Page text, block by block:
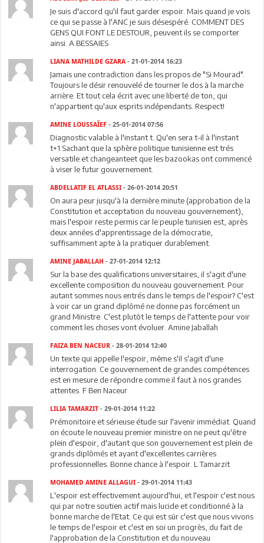
Je suis d'accord qu'il faut garder espoir. Mais quand je vois
ce qui se passe à l'ANC je suis désespéré. COMMENT DES
GENS QUI FONT LE DESTOUR, peuvent ils se comporter
ainsi. A BESSAIES
LIANA MATHILDE GZARA - 21-01-2014 16:23
Jamais une contradiction dans les propos de "Si Mourad".
Toujours le désir renouvelé de tourner le dos à la marche
arrière. Et tout cela écrit avec une liberté de ton, qui
n'appartient qu'aux esprits indépendants. Respect!
AMINE LOUSSAÏEF - 25-01-2014 07:56
Diagnostic valable à l'instant t. Qu'en sera t-il à l'instant
t+1.Sachant que la sphère politique tunisienne est trés
versatile et changeanteet que les bazookas ont commencé
à viser le futur gouvernement.
ABDELLATIF EL ATLASSI - 26-01-2014 20:51
On aura peur jusqu'à la dernière minute (approbation de la
Constitution et acceptation du nouveau gouvernement),
mais l'espoir reste permis car le peuple tunisien est, après
deux années d'apprentissage de la démocratie,
suffisamment apte à la pratiquer durablement.
AMINE JABALLAH - 27-01-2014 12:12
Sur la base des qualifications universitaires, il s'agit d'une
excellente composition du nouveau gouvernement. Pour
autant sommes nous entrés dans le temps de l'espoir? C'est
à voir car un grand diplômé ne donne pas forcément un
grand Ministre. C'est plutôt le temps de l'attente pour voir
comment les choses vont évoluer. Amine Jaballah
FAIZA BEN NACEUR - 28-01-2014 12:40
Un texte qui appelle l'espoir, même s'il s'agit d'une
interrogation. Ce gouvernement de grandes compétences
est en mesure de répondre comme il faut à nos grandes
attentes. F Ben Naceur
LILIA TAMARZIT - 29-01-2014 11:22
Prémonitoire et sérieuse étude sur l'avenir immédiat. Quand
on écoute le nouveau premier ministre on ne peut qu'être
plein d'espoir, d'autant que son gouvernement est plein de
grands diplômés et ayant d'excellentes carrières
professionnelles. Bonne chance à l'espoir. L Tamarzit
MOHAMED AMINE ALLAGUI - 29-01-2014 11:43
L'espoir est effectivement aujourd'hui, et l'espoir c'est nous
qui par notre soutien actif mais lucide et conditionné à la
bonne marche de l'Etat. Ce qui est sûr c'est que nous vivons
le temps de l'espoir et c'est en soi un progrès, du fait de
l'approbation de la Constitution et du nouveau